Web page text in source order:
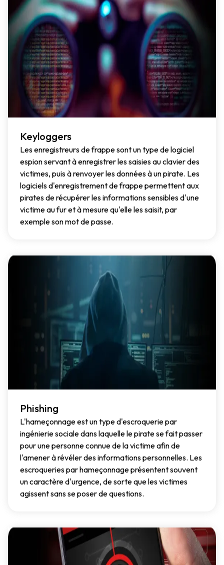
Keyloggers
Les enregistreurs de frappe sont un type de logiciel
espion servant à enregistrer les saisies au clavier des
victimes, puis à renvoyer les données à un pirate. Les
logiciels d'enregistrement de frappe permettent aux
pirates de récupérer les informations sensibles d'une
victime au fur et à mesure qu'elle les saisit, par
exemple son mot de passe.
Phishing
L'hameçonnage est un type d'escroquerie par
ingénierie sociale dans laquelle le pirate se fait passer
pour une personne connue de la victime afin de
l'amener à révéler des informations personnelles. Les
escroqueries par hameçonnage présentent souvent
un caractère d'urgence, de sorte que les victimes
agissent sans se poser de questions.